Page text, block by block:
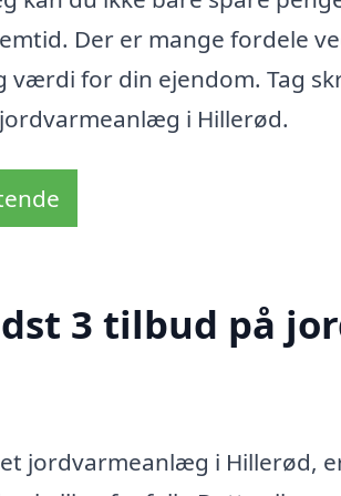
Der er mange fordele
for din ejendom. Tag
i Hillerød.
3 tilbud på
jordvarmeanlæg i Hillerød,